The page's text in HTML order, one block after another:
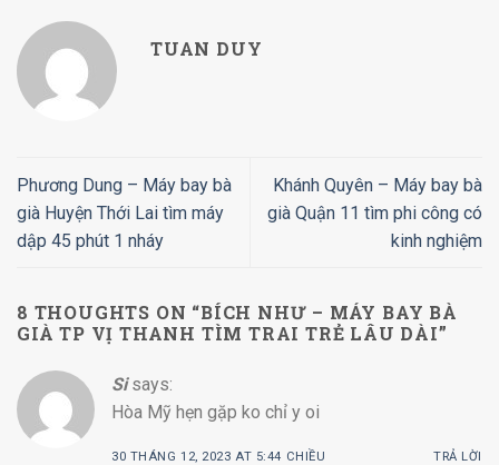
TUAN DUY
Phương Dung – Máy bay bà
già Huyện Thới Lai tìm máy
dập 45 phút 1 nháy
Khánh Quyên – Máy bay bà
già Quận 11 tìm phi công có
kinh nghiệm
8 THOUGHTS ON “BÍCH NHƯ – MÁY BAY BÀ
GIÀ TP VỊ THANH TÌM TRAI TRẺ LÂU DÀI”
Si says:
Hòa Mỹ hẹn gặp ko chỉ y oi
30 THÁNG 12, 2023 AT 5:44 CHIỀU TRẢ LỜI